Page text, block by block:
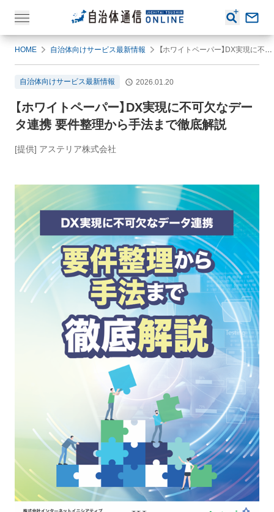
HOME 自治体向けサービス最新情報 【ホワイトペーパー】DX実現に不可欠なデータ連携 要件整理から手法まで徹底解説
自治体向けサービス最新情報 2026.01.20
【ホワイトペーパー】DX実現に不可欠なデー
タ連携 要件整理から手法まで徹底解説
[提供] アステリア株式会社